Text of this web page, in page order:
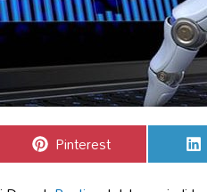
Share
on
Pinterest